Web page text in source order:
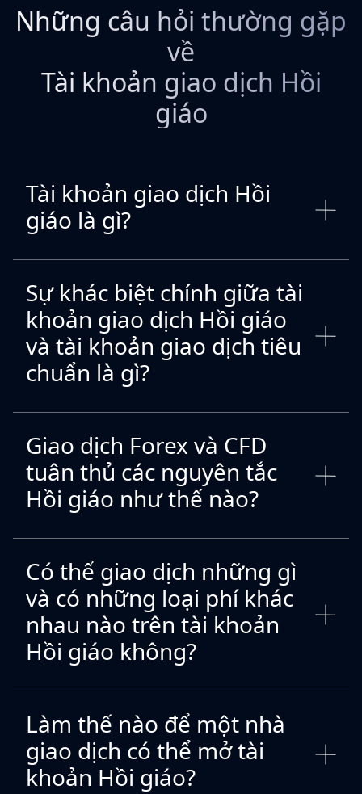
Những câu hỏi thường gặp
về
Tài khoản giao dịch Hồi
giáo
Tài khoản giao dịch Hồi
giáo là gì?
Sự khác biệt chính giữa tài
khoản giao dịch Hồi giáo
và tài khoản giao dịch tiêu
chuẩn là gì?
Giao dịch Forex và CFD
tuân thủ các nguyên tắc
Hồi giáo như thế nào?
Có thể giao dịch những gì
và có những loại phí khác
nhau nào trên tài khoản
Hồi giáo không?
Làm thế nào để một nhà
giao dịch có thể mở tài
khoản Hồi giáo?